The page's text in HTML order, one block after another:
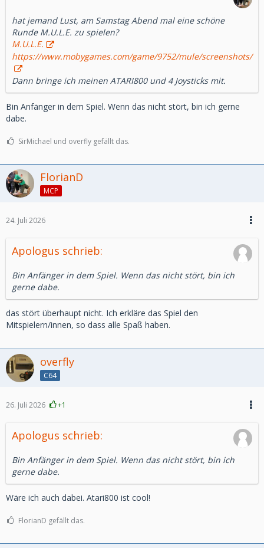
hat jemand Lust, am Samstag Abend mal eine schöne
Runde M.U.L.E. zu spielen?
M.U.L.E.
https://www.mobygames.com/game/9752/mule/screenshots/
Dann bringe ich meinen ATARI800 und 4 Joysticks mit.
Bin Anfänger in dem Spiel. Wenn das nicht stört, bin ich gerne
dabe.
SirMichael und overfly gefällt das.
FlorianD
MCP
24. Juli 2026
Apologus schrieb:
Bin Anfänger in dem Spiel. Wenn das nicht stört, bin ich
gerne dabe.
das stört überhaupt nicht. Ich erkläre das Spiel den
Mitspielern/innen, so dass alle Spaß haben.
overfly
C64
26. Juli 2026 +1
Apologus schrieb:
Bin Anfänger in dem Spiel. Wenn das nicht stört, bin ich
gerne dabe.
Wäre ich auch dabei. Atari800 ist cool!
FlorianD gefällt das.